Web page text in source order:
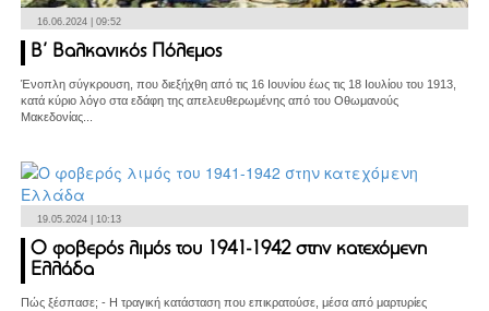
16.06.2024 | 09:52
Β’ Βαλκανικός Πόλεμος
Ένοπλη σύγκρουση, που διεξήχθη από τις 16 Ιουνίου έως τις 18 Ιουλίου του 1913,
κατά κύριο λόγο στα εδάφη της απελευθερωμένης από του Οθωμανούς
Μακεδονίας...
19.05.2024 | 10:13
Ο φοβερός λιμός του 1941-1942 στην κατεχόμενη
Ελλάδα
Πώς ξέσπασε; - Η τραγική κατάσταση που επικρατούσε, μέσα από μαρτυρίες